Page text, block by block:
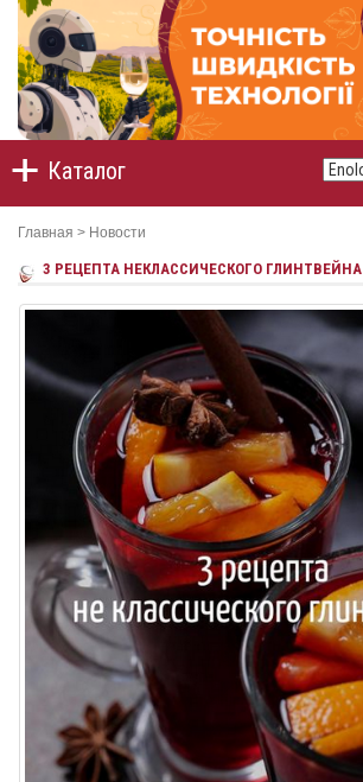
Каталог
Главная > Новости
3 РЕЦЕПТА НЕКЛАССИЧЕСКОГО ГЛИНТВЕЙНА